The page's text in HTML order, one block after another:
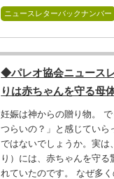
ニュースレターバックナンバー
◆パレオ協会ニュー
りは赤ちゃんを守る母
妊娠は神からの贈り物。
つらいの？」と感じていら
ではないでしょうか。実は
り）には、赤ちゃんを守る
れていたのです。 なぜ多